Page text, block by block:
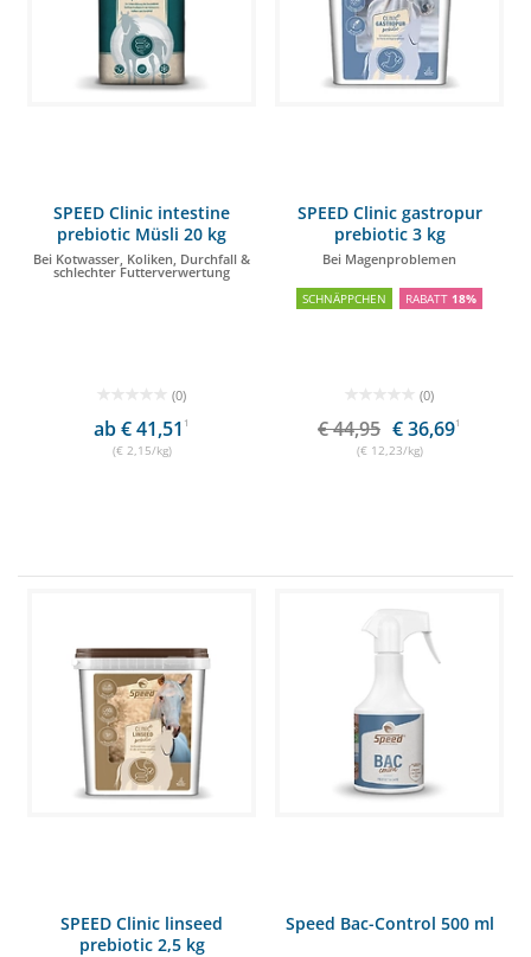
SPEED Clinic intestine
prebiotic Müsli 20 kg
Bei Kotwasser, Koliken, Durchfall &
schlechter Futterverwertung
(0)
ab € 41,51 1
(€ 2,15/kg)
SPEED Clinic gastropur
prebiotic 3 kg
Bei Magenproblemen
SCHNÄPPCHEN RABATT 18%
(0)
€ 44,95 € 36,691
(€ 12,23/kg)
SPEED Clinic linseed
prebiotic 2,5 kg
Speed Bac-Control 500 ml